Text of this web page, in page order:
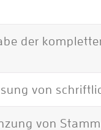
der
von
von